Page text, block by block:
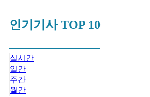
인기기사 TOP 10
실시간
일간
주간
월간